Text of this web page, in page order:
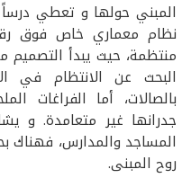
المبني حولها و تعطي
نظام معماري خاص فوق
منتظمة، حيث يبدأ التصميم
البحث عن الانتظام في
بالصالات، أما الفراغات
جدرانها غير متعامدة. و
المساجد والمدارس، فهناك
روح المبنى.